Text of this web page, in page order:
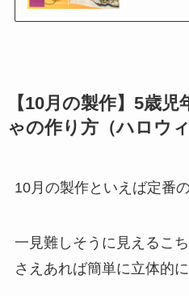
【10月の製作】5歳
ゃの作り方（ハロウィ
10月の製作といえば定番
一見難しそうに見えるこ
さえあれば簡単に立体的